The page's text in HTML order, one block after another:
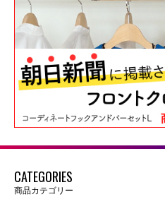
CATEGORIES
商品カテゴリー